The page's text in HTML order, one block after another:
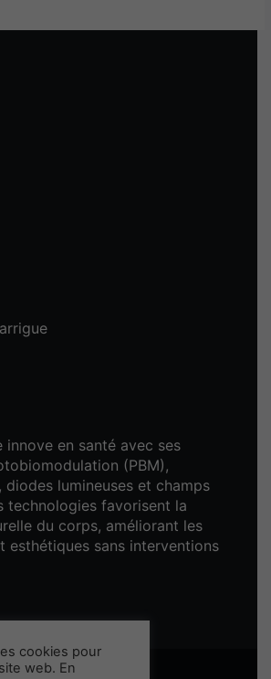
innove en santé avec ses
(PBM),
diodes lumineuses et champs
technologies favorisent la
du corps, améliorant les
esthétiques sans interventions
cookies pour
web. En